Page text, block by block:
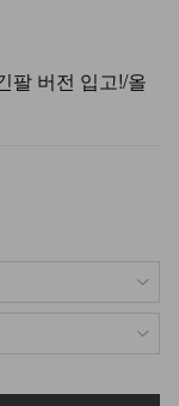
팔 버전 입고!/올